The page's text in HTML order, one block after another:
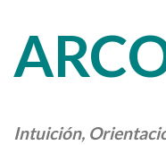
Intuición,